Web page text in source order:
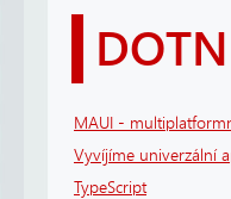
MAUI -
Vyvíjíme univerzální
TypeScript